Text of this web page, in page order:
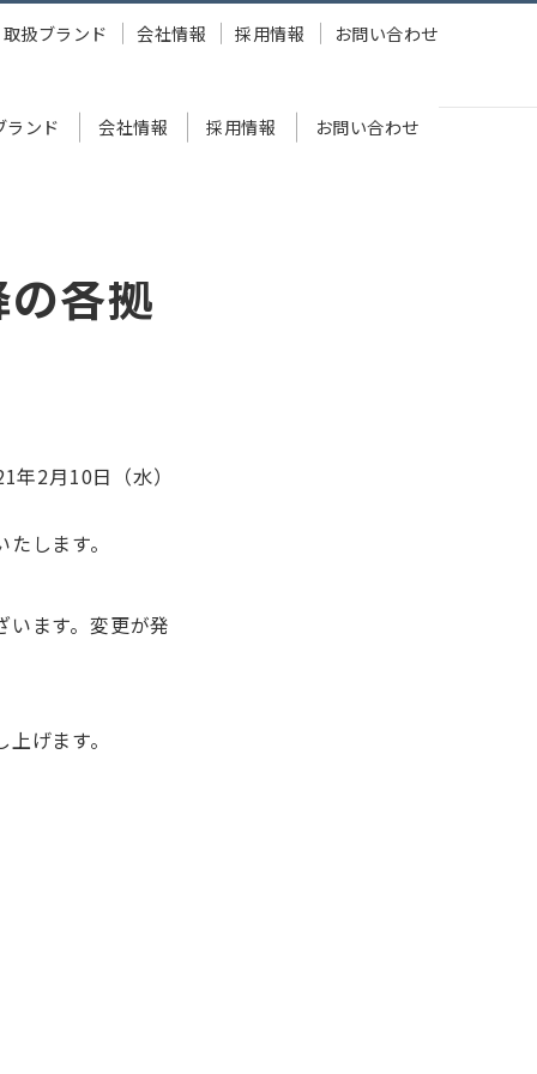
ランド 会社情報 採用情報 お問い合わせ
取扱ブランド 会社情報 採用情報 お問い合わせ
各拠
2月10日（水）
します。
ます。変更が発
げます。